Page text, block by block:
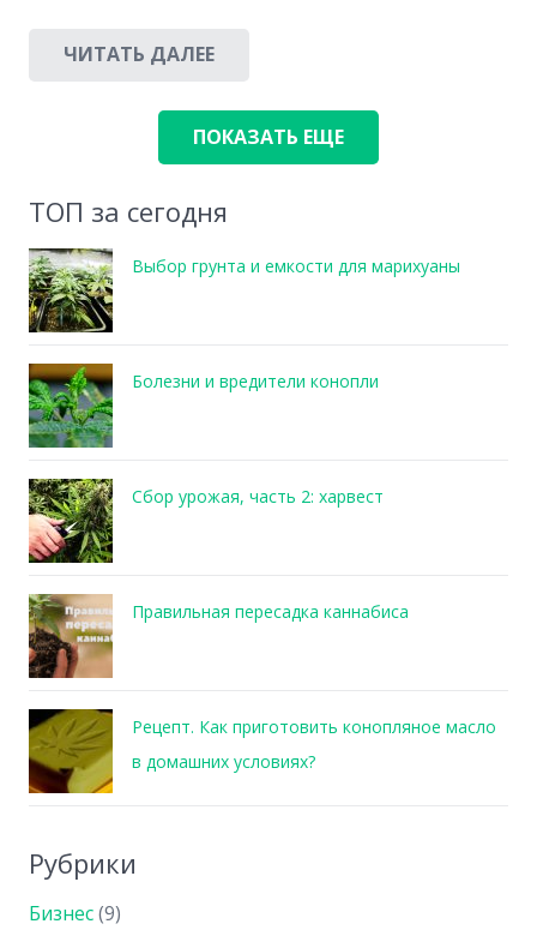
ЧИТАТЬ ДАЛЕЕ
ПОКАЗАТЬ ЕЩЕ
ТОП за сегодня
Выбор грунта и емкости для марихуаны
Болезни и вредители конопли
Сбор урожая, часть 2: харвест
Правильная пересадка каннабиса
Рецепт. Как приготовить конопляное масло
в домашних условиях?
Рубрики
Бизнес(9)